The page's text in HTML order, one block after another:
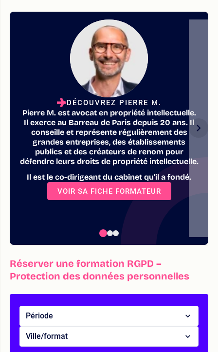
DÉCOUVREZ PIERRE M.
Pierre M. est avocat en propriété intellectuelle.
Il exerce au Barreau de Paris depuis 20 ans. Il
conseille et représente régulièrement des
grandes entreprises, des établissements
publics et des créateurs de renom pour
défendre leurs droits de propriété intellectuelle.
Il est le co-dirigeant du cabinet qu'il a fondé.
VOIR SA FICHE FORMATEUR
Réserver une formation RGPD –
Protection des données personnelles
Période
Ville/format